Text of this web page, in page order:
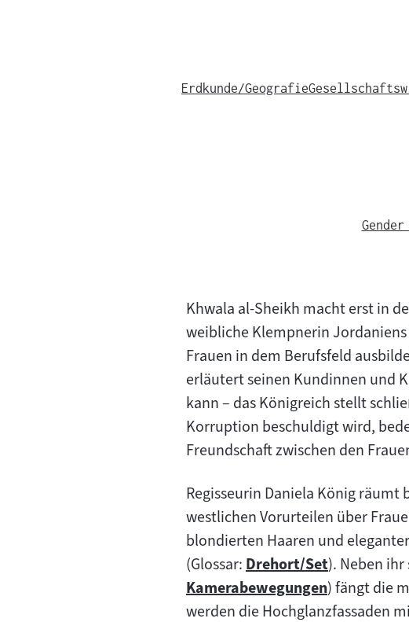
Erdkunde/Geografie
Khwala al-Sheikh macht erst in
weibliche Klempnerin
Frauen in dem Berufsfeld
erläutert seinen Kundinnen und
kann – das Königreich stellt
Korruption beschuldigt wird,
Freundschaft zwischen den
Regisseurin Daniela König
westlichen Vorurteilen über
blondierten Haaren und
(Glossar:Zum
Inhalt:
Drehort/Set). Neben
Zum
Kamerabewegungen) fängt die
werden die Hochglanzfassaden